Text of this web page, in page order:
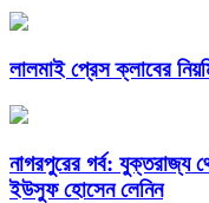
লালমাই প্রেস ক্লাবের
নাগরপুরের গর্ব: যুক্তরাজ্য
ইউসুফ হোসেন লেনিন